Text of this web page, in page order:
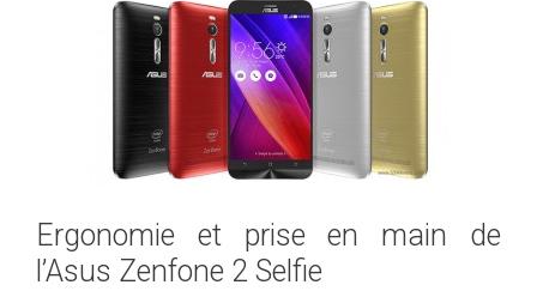
Ergonomie et prise en main de
l’Asus Zenfone 2 Selfie